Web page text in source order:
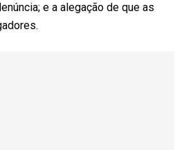
e a alegação de que as